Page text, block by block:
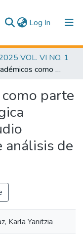
Log In (current)
VOL. VI NO. 1
Spin-off académicos como parte de la gestión estratégica universitaria: Un estudio bibliométrico y breve análisis de contenido
parte
análisis de
Karla Yanitzia